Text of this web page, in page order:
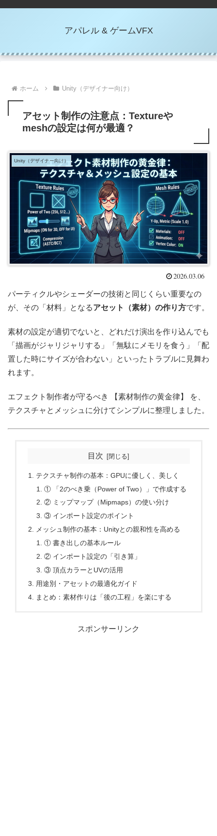
アパレル & ゲームVFX
ホーム Unity（デザイナー向け）
アセット制作の注意点：Textureや
meshの設定は何が最適？
Unity（デザイナー向け）
2026.03.06
パーティクルやシェーダーの技術と同じくらい重要なの
が、その「材料」となるアセット（素材）の作り方です。
素材の設定が適切でないと、どれだけ演出を作り込んでも
「描画がジャリジャリする」「無駄にメモリを食う」「配
置した時にサイズが合わない」といったトラブルに見舞わ
れます。
エフェクト制作者が守るべき 【素材制作の黄金律】 を、
テクスチャとメッシュに分けてシンプルに整理しました。
目次
テクスチャ制作の基本：GPUに優しく、美しく
① 「2のべき乗（Power of Two）」で作成する
② ミップマップ（Mipmaps）の使い分け
③ インポート設定のポイント
メッシュ制作の基本：Unityとの親和性を高める
① 書き出しの基本ルール
② インポート設定の「引き算」
③ 頂点カラーとUVの活用
用途別・アセットの最適化ガイド
まとめ：素材作りは「後の工程」を楽にする
スポンサーリンク